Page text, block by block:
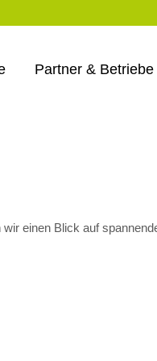
Partner & Betriebe
einen Blick auf